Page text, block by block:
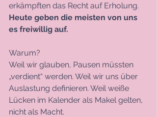
erkämpften das Recht auf Erholung.
Heute geben die meisten von uns
es freiwillig auf.
Warum?
Weil wir glauben, Pausen müssten
„verdient“ werden. Weil wir uns über
Auslastung definieren. Weil weiße
Lücken im Kalender als Makel gelten,
nicht als Macht.